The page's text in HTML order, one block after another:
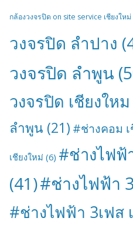
กล้องวงจรปิด on site service เชียงใหม่
วงจรปิด ลำปาง
วงจรปิด ลำพูน
วงจรปิด เชียงใหม
ลำพูน (21) #ช่างคอม
เชียงใหม่ (6) #ช่างไฟฟ้
(41)#ช่างไฟฟ้า
#ช่างไฟฟ้า 3เฟส